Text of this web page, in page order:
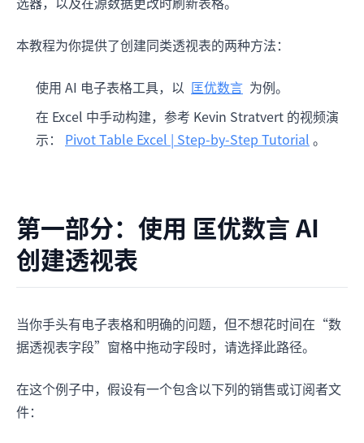
本教程为你提供了创建同类透视表的两种方法：
使用 AI 电子表格工具，以 匡优数言 为例。
在 Excel 中手动构建，参考 Kevin Stratvert 的视频演
示：
Pivot Table Excel | Step-by-Step Tutorial 。
第一部分：使用 匡优数言 AI
创建透视表
当你手头有电子表格和明确的问题，但不想花时间在“数
据透视表字段”窗格中拖动字段时，请选择此路径。
在这个例子中，假设有一个包含以下列的销售或订阅者文
件：